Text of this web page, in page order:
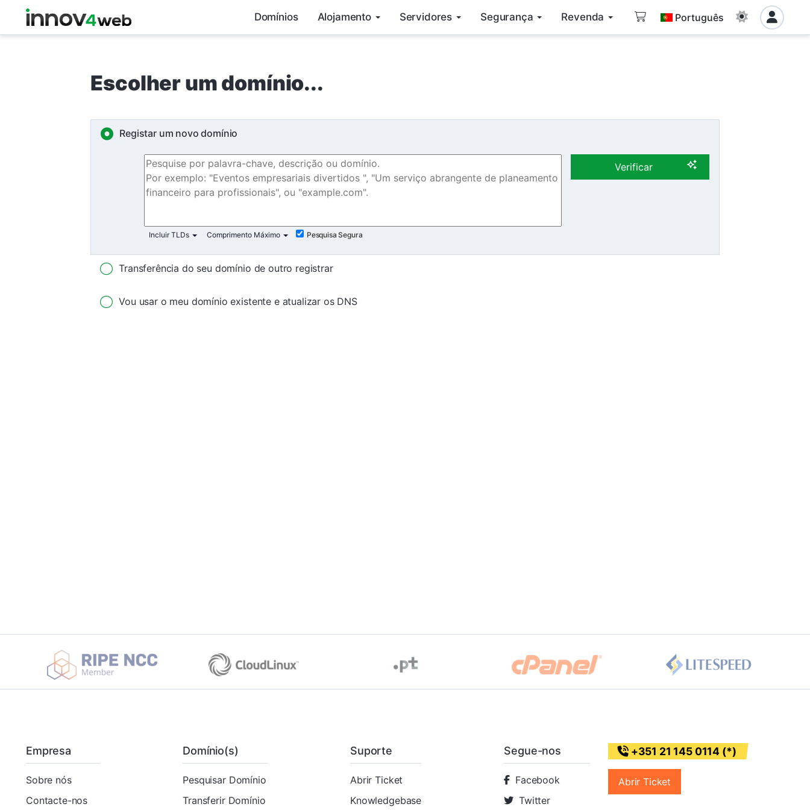
Domínios Alojamento Servidores Segurança Revenda Português
Escolher um domínio...
Registar um novo domínio
Verificar
Incluir TLDs Comprimento Máximo Pesquisa Segura
Transferência do seu domínio de outro registrar
Vou usar o meu domínio existente e atualizar os DNS
Empresa
Sobre nós
Contacte-nos
Domínio(s)
Pesquisar Domínio
Transferir Domínio
Suporte
Abrir Ticket
Knowledgebase
Segue-nos
Facebook
Twitter
+351 21 145 0114 (*)
Abrir Ticket